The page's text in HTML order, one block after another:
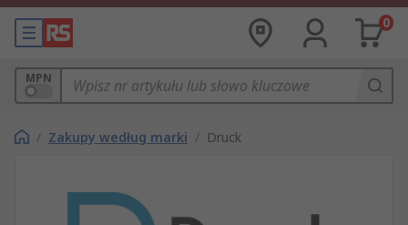
0
MPN
/ Zakupy według marki / Druck